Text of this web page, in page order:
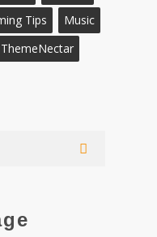
Tips
Music
ThemeNectar